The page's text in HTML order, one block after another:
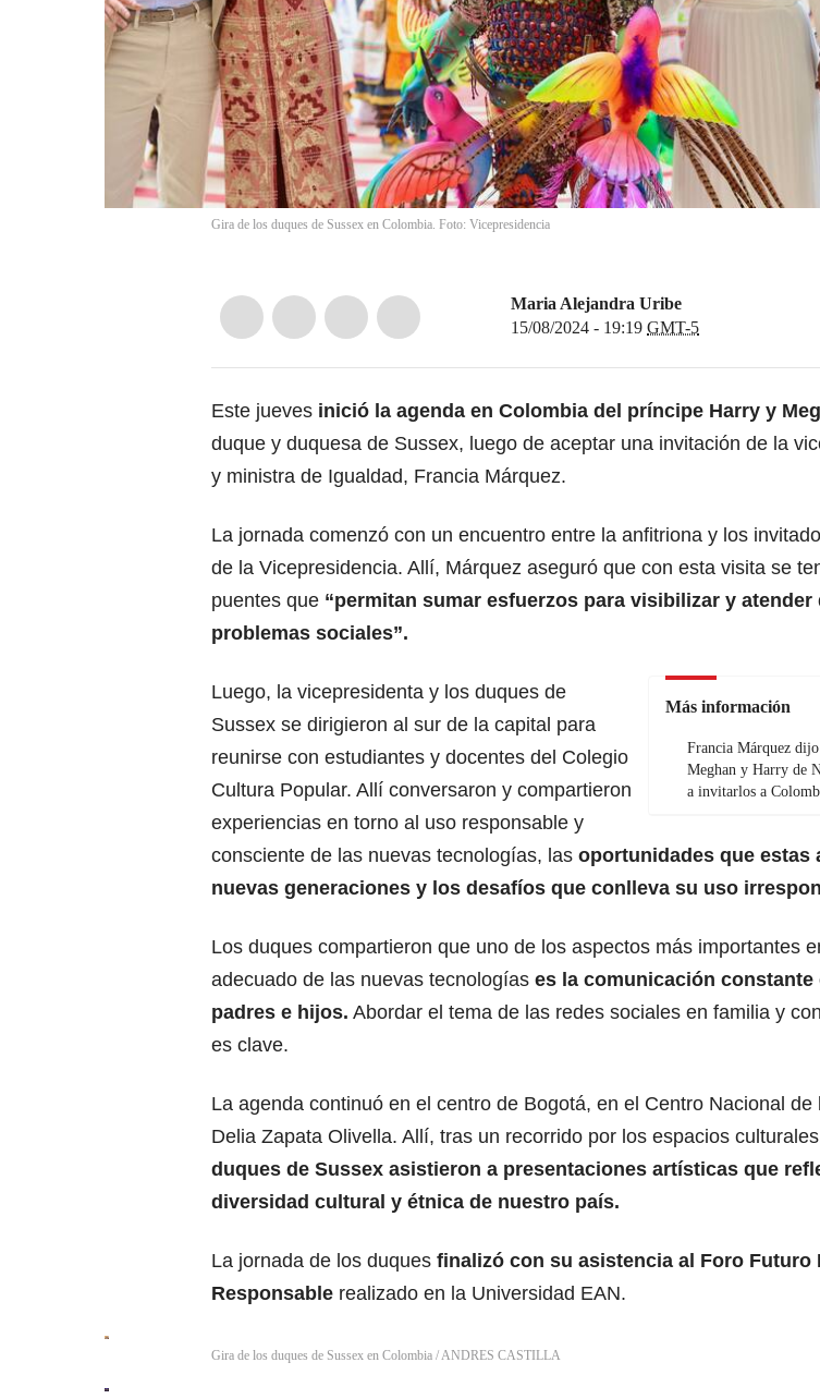
Gira de los duques de Sussex en Colombia. Foto: Vicepresidencia
Maria Alejandra Uribe
15/08/2024 - 19:19 GMT-5
Este jueves inició la agenda en Colombia del príncipe Harry y
duque y duquesa de Sussex, luego de aceptar una invitación de la
y ministra de Igualdad, Francia Márquez.
La jornada comenzó con un encuentro entre la anfitriona y los
de la Vicepresidencia. Allí, Márquez aseguró que con esta visita se
puentes que “permitan sumar esfuerzos para visibilizar y
problemas sociales”.
Más información
Francia Márquez
Meghan y Harry de
a invitarlos a
Luego, la vicepresidenta y los duques de
Sussex se dirigieron al sur de la capital para
reunirse con estudiantes y docentes del Colegio
Cultura Popular. Allí conversaron y compartieron
experiencias en torno al uso responsable y
consciente de las nuevas tecnologías, las oportunidades que estas
nuevas generaciones y los desafíos que conlleva su uso
Los duques compartieron que uno de los aspectos más importantes
adecuado de las nuevas tecnologías es la comunicación constante
padres e hijos. Abordar el tema de las redes sociales en familia y
es clave.
La agenda continuó en el centro de Bogotá, en el Centro Nacional de
Delia Zapata Olivella. Allí, tras un recorrido por los espacios
duques de Sussex asistieron a presentaciones artísticas que
diversidad cultural y étnica de nuestro país.
La jornada de los duques finalizó con su asistencia al Foro Futuro
Responsable realizado en la Universidad EAN.
Gira de los duques de Sussex en Colombia /ANDRES CASTILLA